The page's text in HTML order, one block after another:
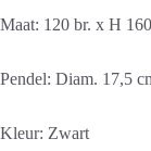
Maat: 120 br. x H
Pendel: Diam. 17,5
Kleur: Zwart